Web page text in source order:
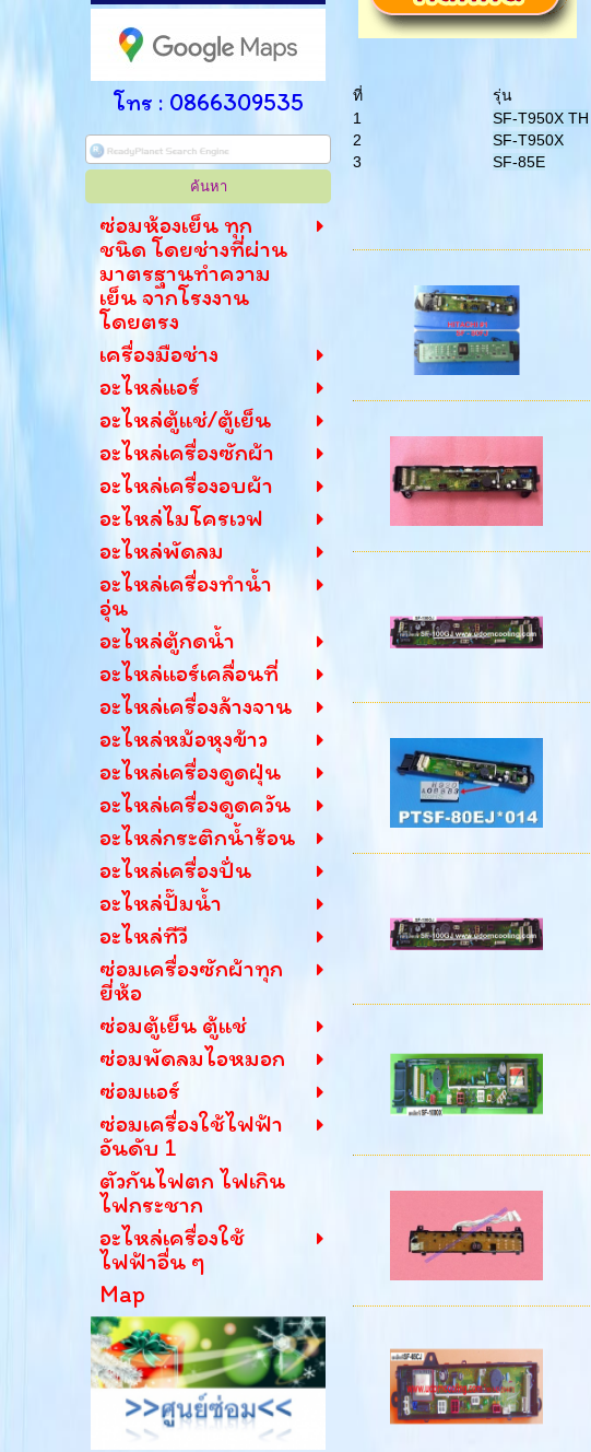
โทร : 0866309535
ซ่อมห้องเย็น ทุก
ชนิด โดยช่างที่ผ่าน
มาตรฐานทำความ
เย็น จากโรงงาน
โดยตรง
เครื่องมือช่าง
อะไหล่แอร์
อะไหล่ตู้แช่/ตู้เย็น
อะไหล่เครื่องซักผ้า
อะไหล่เครื่องอบผ้า
อะไหล่ไมโครเวฟ
อะไหล่พัดลม
อะไหล่เครื่องทำน้ำ
อุ่น
อะไหล่ตู้กดน้ำ
อะไหล่แอร์เคลื่อนที่
อะไหล่เครื่องล้างจาน
อะไหล่หม้อหุงข้าว
อะไหล่เครื่องดูดฝุ่น
อะไหล่เครื่องดูดควัน
อะไหล่กระติกน้ำร้อน
อะไหล่เครื่องปั่น
อะไหล่ปั๊มน้ำ
อะไหล่ทีวี
ซ่อมเครื่องซักผ้าทุก
ยี่ห้อ
ซ่อมตู้เย็น ตู้แช่
ซ่อมพัดลมไอหมอก
ซ่อมแอร์
ซ่อมเครื่องใช้ไฟฟ้า
อันดับ 1
ตัวกันไฟตก ไฟเกิน
ไฟกระชาก
อะไหล่เครื่องใช้
ไฟฟ้าอื่น ๆ
Map
ที่
รุ่น
1
SF-T950X TH
2
SF-T950X
3
SF-85E